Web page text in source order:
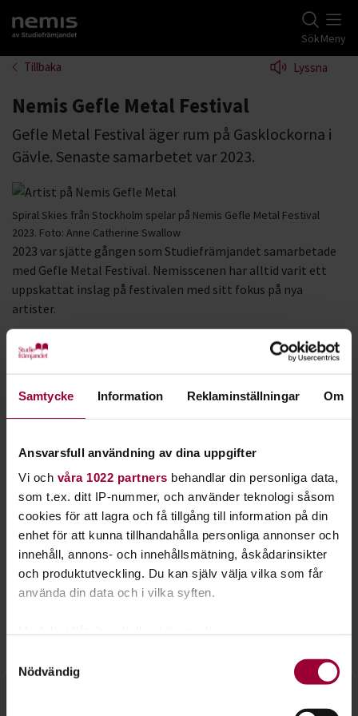
Samtycke Information Reklaminställningar Om
Ansvarsfull användning av dina uppgifter
Vi och våra 1022 partners behandlar din personliga data,
som t.ex. ditt IP-nummer, och använder teknologi såsom
cookies för att lagra och få tillgång till information på din
enhet för att kunna tillhandahålla personliga annonser och
innehåll, annons- och innehållsmätning, åskådarinsikter
och produktutveckling. Du kan själv välja vilka som får
använda din data och i vilka syften.
som kan ha en noggrannhet på upp till flera meter
Nödvändig
Gå till studiefrämjandets startsida SökMeny
Tillbaka Lyssna
Nemis Gefle Metal Festival
Gefle Metal Festival äger rum på Gasklockorna i
Gävle. Senaste samarbetet var 2023.
Spiral Skies från Stockholm spelar på Nemis Gefle Metal Festival
2023. Foto: Anne Catherine Swallow
2023 var sjätte gången som Studiefrämjandet samarbetade
med Gefle Metal Festival. Nemisscenen har alltid varit ett
uppskattat inslag på festivalen med sitt fokus på nya
artister.
– Vi älskar ny musik och nya band. För oss är det perfekt att
kunna samarbeta med Studiefrämjandet, som kan hjälpa oss
metalmyllan. Genom samarbetet hoppas vi hitta nästa
guldkorn, som om några år kan återvända till festivalen –
Festival.
Artisterna 2023
Envig
(death metal från Lidköping)
Malakhim(black metal från Umeå)
Sarcator(thrash metal från Trollhättan)
Spiral Skies(psykedelisk rock från Stockholm)